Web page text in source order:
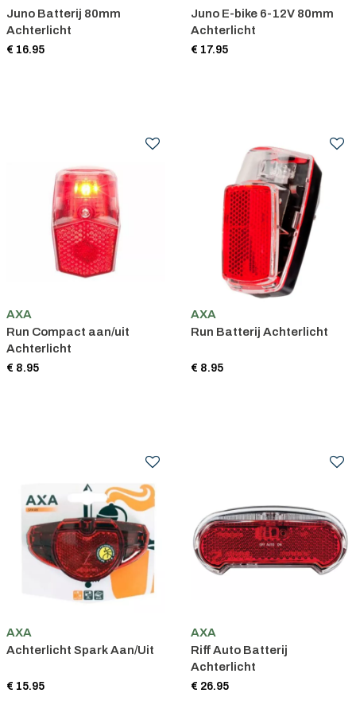
Juno Batterij 80mm
Achterlicht
€ 16.95
Juno E-bike 6-12V 80mm
Achterlicht
€ 17.95
AXA
Run Compact aan/uit
Achterlicht
€ 8.95
AXA
Run Batterij Achterlicht
€ 8.95
AXA
Achterlicht Spark Aan/Uit
€ 15.95
AXA
Riff Auto Batterij
Achterlicht
€ 26.95